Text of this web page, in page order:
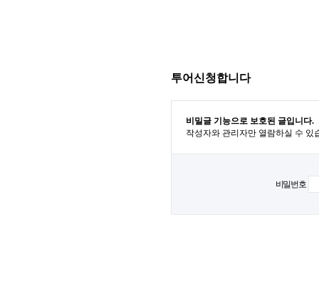
투어신청합니다
비밀글 기능으로 보호된 글입니다.
작성자와 관리자만 열람하실 수 있
비밀번호